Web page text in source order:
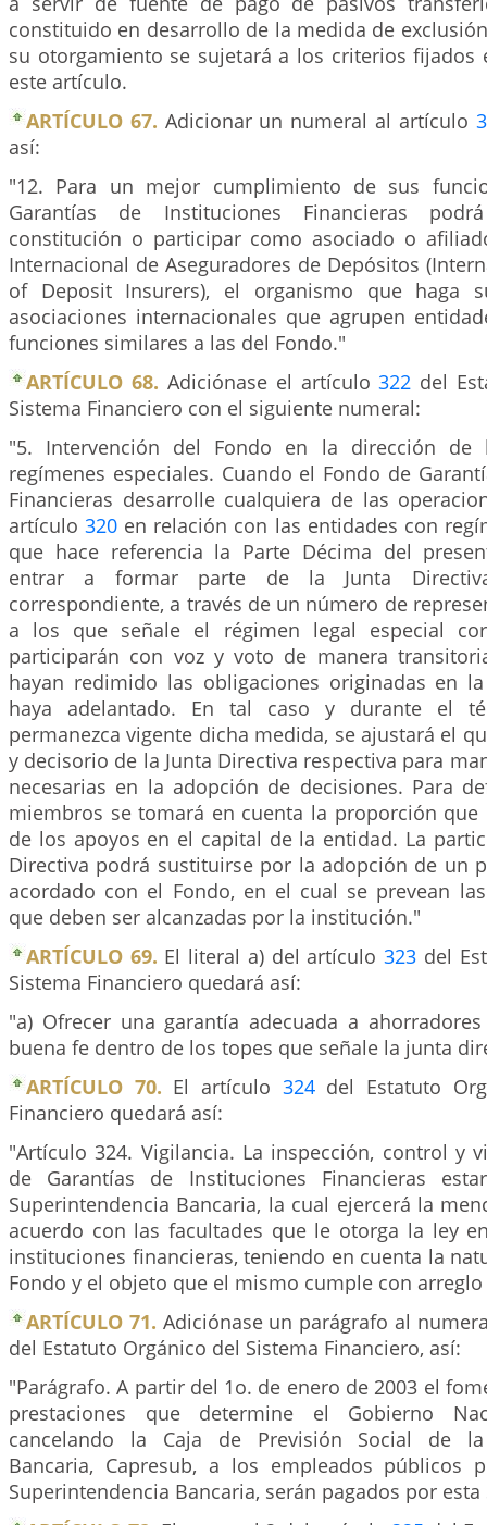
constituido en desarrollo de la medida de
su otorgamiento se sujetará a los criterios fijados
este artículo.
ARTÍCULO 67. Adicionar un numeral al artículo
así:
"12. Para un mejor cumplimiento de sus
Garantías de Instituciones Financieras
constitución o participar como asociado o
Internacional de Aseguradores de Depósitos
of Deposit Insurers), el organismo que haga
asociaciones internacionales que agrupen
funciones similares a las del Fondo."
ARTÍCULO 68. Adiciónase el artículo322 del
Sistema Financiero con el siguiente numeral:
"5. Intervención del Fondo en la dirección de
regímenes especiales. Cuando el Fondo de
Financieras desarrolle cualquiera de las
artículo320 en relación con las entidades con
que hace referencia la Parte Décima del
entrar a formar parte de la Junta
correspondiente, a través de un número de
a los que señale el régimen legal especial
participarán con voz y voto de manera
hayan redimido las obligaciones originadas en
haya adelantado. En tal caso y durante el
permanezca vigente dicha medida, se ajustará el
y decisorio de la Junta Directiva respectiva para
necesarias en la adopción de decisiones. Para
miembros se tomará en cuenta la proporción que
de los apoyos en el capital de la entidad. La
Directiva podrá sustituirse por la adopción de un
acordado con el Fondo, en el cual se prevean
que deben ser alcanzadas por la institución."
ARTÍCULO 69. El literal a) del artículo323 del
Sistema Financiero quedará así:
"a) Ofrecer una garantía adecuada a
buena fe dentro de los topes que señale la junta
ARTÍCULO 70. El artículo 324del Estatuto
Financiero quedará así:
"Artículo 324. Vigilancia. La inspección, control y
de Garantías de Instituciones Financieras
Superintendencia Bancaria, la cual ejercerá la
acuerdo con las facultades que le otorga la ley
instituciones financieras, teniendo en cuenta la
Fondo y el objeto que el mismo cumple con arreglo
ARTÍCULO 71. Adiciónase un parágrafo al
del Estatuto Orgánico del Sistema Financiero, así:
"Parágrafo. A partir del 1o. de enero de 2003 el
prestaciones que determine el Gobierno
cancelando la Caja de Previsión Social de la
Bancaria, Capresub, a los empleados públicos
Superintendencia Bancaria, serán pagados por